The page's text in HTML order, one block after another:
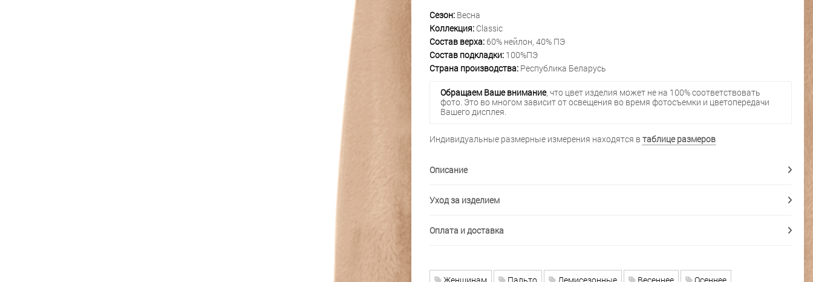
Сезон:Весна
Коллекция:Classic
Состав верха:60% нейлон, 40% ПЭ
Состав подкладки:100%ПЭ
Страна производства:Республика Беларусь
Обращаем Ваше внимание, что цвет изделия может не на 100% соответствовать
фото. Это во многом зависит от освещения во время фотосъемки и цветопередачи
Вашего дисплея.
Индивидуальные размерные измерения находятся в таблице размеров
Описание
Уход за изделием
Оплата и доставка